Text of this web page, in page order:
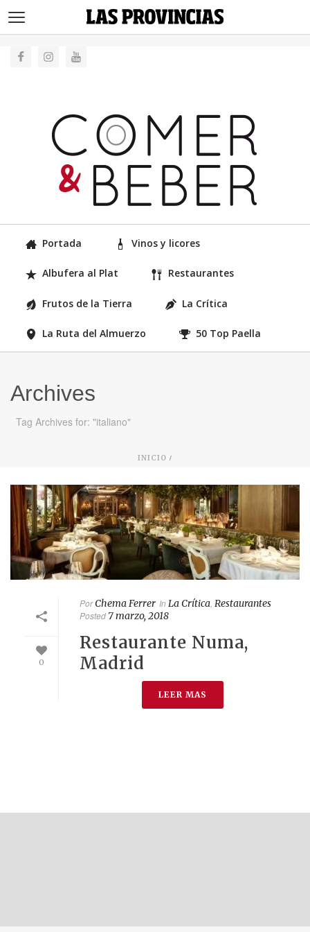
Portada Vinos y licores
Albufera al Plat Restaurantes
Frutos de la Tierra La Crítica
La Ruta del Almuerzo 50 Top Paella
Archives
Tag Archives for: "italiano"
INICIO /
0
PorChema Ferrer In La Crítica, Restaurantes
Posted 7 marzo, 2018
Restaurante Numa,
Madrid
LEER MAS